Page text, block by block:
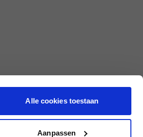
Alle cookies toestaan
Aanpassen